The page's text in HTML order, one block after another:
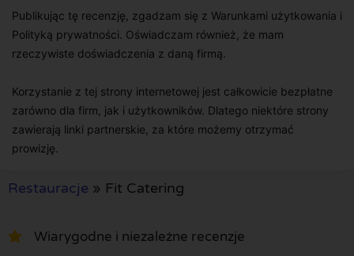
Publikując tę recenzję, zgadzam się z Warunkami użytkowania i
Polityką prywatności. Oświadczam również, że mam
rzeczywiste doświadczenia z daną firmą.
Korzystanie z tej strony internetowej jest całkowicie bezpłatne
zarówno dla firm, jak i użytkowników. Dlatego niektóre strony
zawierają linki partnerskie, za które możemy otrzymać
prowizję.
Restauracje » Fit Catering
Wiarygodne i niezależne recenzje